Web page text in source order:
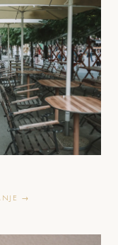
→